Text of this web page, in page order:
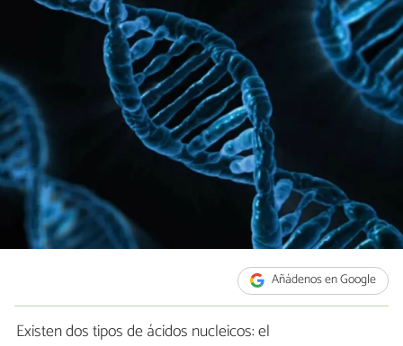
Añádenos en Google
Existen dos tipos de ácidos nucleicos: el